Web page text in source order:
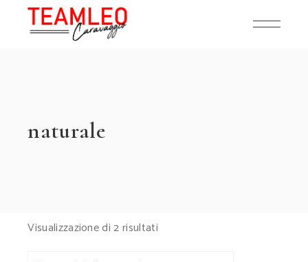
content
naturale
Visualizzazione di 2 risultatiPrezzo:
dal